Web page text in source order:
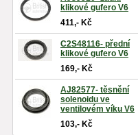
klikové gufero V6
411,- Kč
C2S48116- přední
klikové gufero V6
169,- Kč
AJ82577- těsnění
solenoidu ve
ventilovém víku V6
103,- Kč